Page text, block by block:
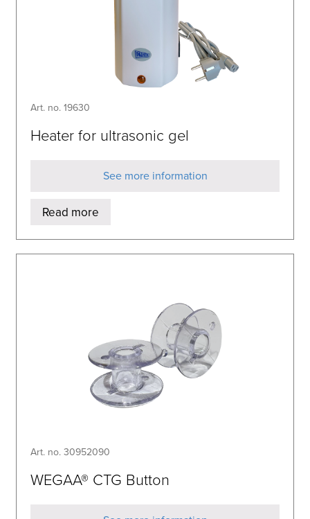
Art. no. 19630
Heater for ultrasonic gel
See more information
Read more
Art. no. 30952090
WEGAA® CTG Button